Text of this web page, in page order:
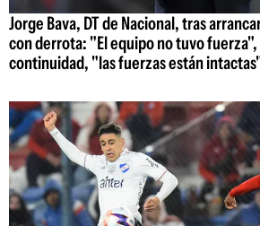
Jorge Bava, DT de Nacional, tras
con derrota: "El equipo no tuvo fuerza",
continuidad, "las fuerzas están